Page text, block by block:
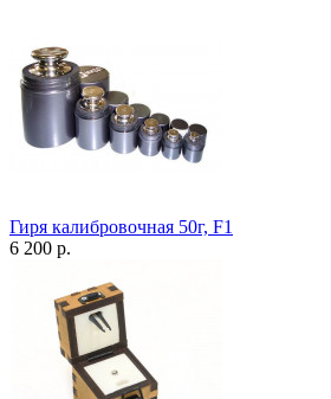
Гиря калибровочная 50г, F1
6 200 р.